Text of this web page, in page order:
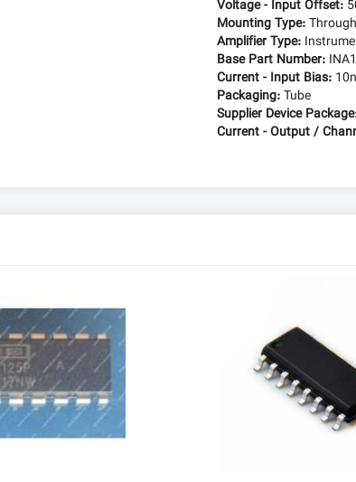
Voltage - Input Offset:
Mounting Type:
Amplifier Type:
Base Part Number:
Current - Input Bias:
Packaging:Tube
Supplier Device
Current - Output /